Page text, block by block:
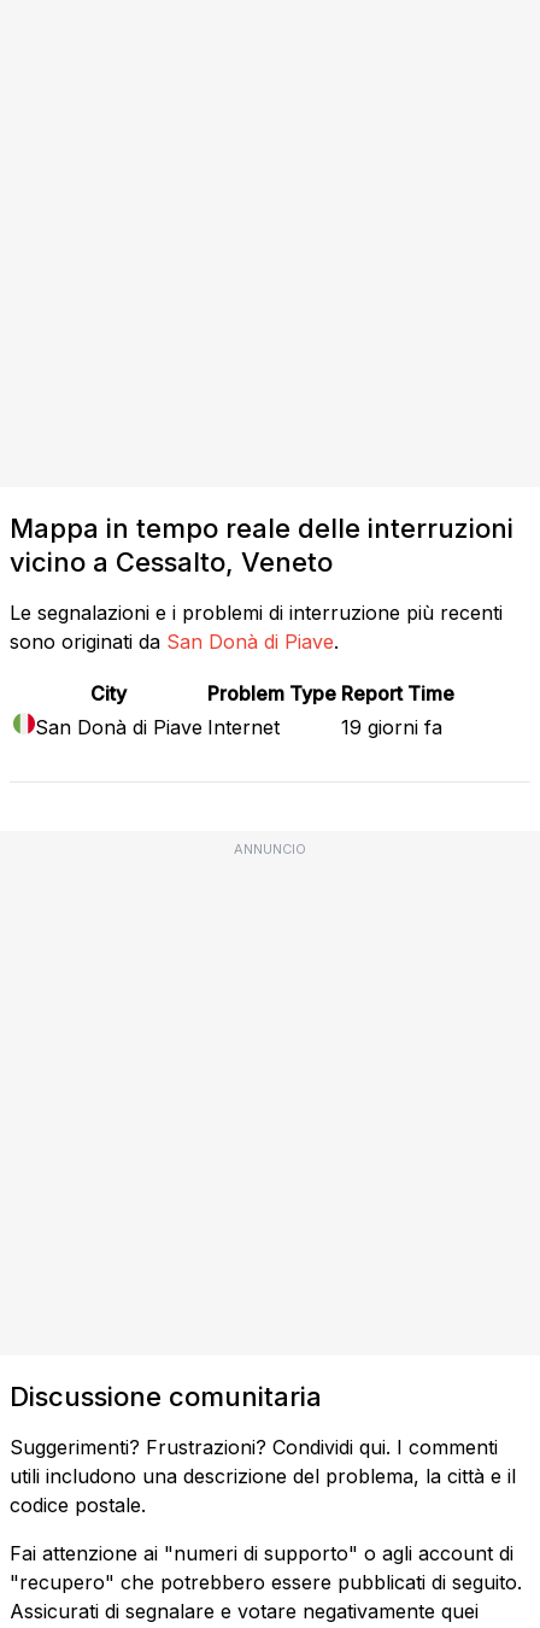
Mappa in tempo reale delle interruzioni
vicino a Cessalto, Veneto
Le segnalazioni e i problemi di interruzione più recenti
sono originati da San Donà di Piave.
City Problem Type Report Time
San Donà di Piave Internet 19 giorni fa
ANNUNCIO
Discussione comunitaria
Suggerimenti? Frustrazioni? Condividi qui. I commenti
utili includono una descrizione del problema, la città e il
codice postale.
Fai attenzione ai "numeri di supporto" o agli account di
"recupero" che potrebbero essere pubblicati di seguito.
Assicurati di segnalare e votare negativamente quei